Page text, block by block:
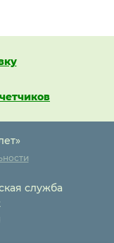
служба